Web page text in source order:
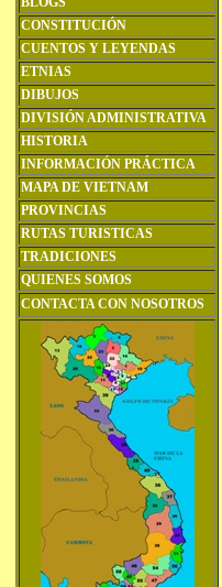
CONSTITUCIÓN
CUENTOS Y LEYENDAS
ETNIAS
DIBUJOS
DIVISIÓN ADMINISTRATIVA
HISTORIA
INFORMACIÓN PRÁCTICA
MAPA DE VIETNAM
PROVINCIAS
RUTAS TURISTICAS
TRADICIONES
QUIENES SOMOS
CONTACTA CON NOSOTROS